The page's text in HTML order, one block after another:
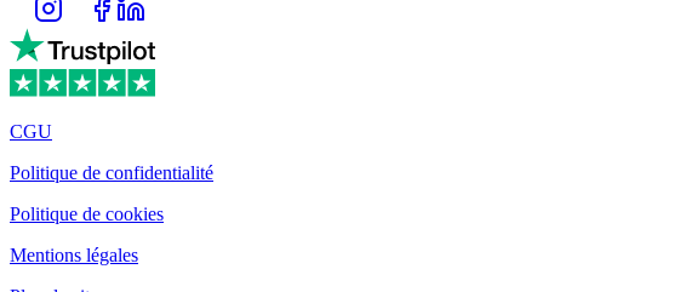
CGU
Politique de confidentialité
Politique de cookies
Mentions légales